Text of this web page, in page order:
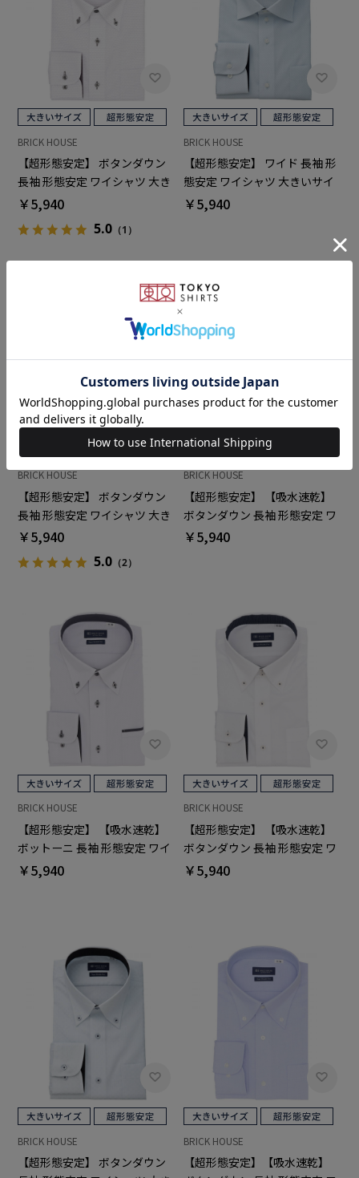
BRICK HOUSE
【超形態安定】 ボタンダウン
長袖 形態安定 ワイシャツ 大き
いサイズ
￥5,940
5.0（1）
BRICK HOUSE
【超形態安定】 ワイド 長袖 形
態安定 ワイシャツ 大きいサイ
ズ
￥5,940
BRICK HOUSE
【超形態安定】 ボタンダウン
長袖 形態安定 ワイシャツ 大き
いサイズ
￥5,940
5.0（2）
BRICK HOUSE
【超形態安定】 【吸水速乾】
ボタンダウン 長袖 形態安定 ワ
イシャツ 大きいサイズ
￥5,940
BRICK HOUSE
【超形態安定】 【吸水速乾】
ボットーニ 長袖 形態安定 ワイ
シャツ 大きいサイズ
￥5,940
BRICK HOUSE
【超形態安定】 【吸水速乾】
ボタンダウン 長袖 形態安定 ワ
イシャツ 大きいサイズ
￥5,940
BRICK HOUSE
【超形態安定】 ボタンダウン
BRICK HOUSE
【超形態安定】【吸水速乾】